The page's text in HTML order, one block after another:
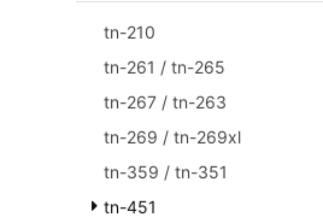
tn-210
tn-261 / tn-265
tn-267 / tn-263
tn-269 / tn-269xl
tn-359 / tn-351
tn-451